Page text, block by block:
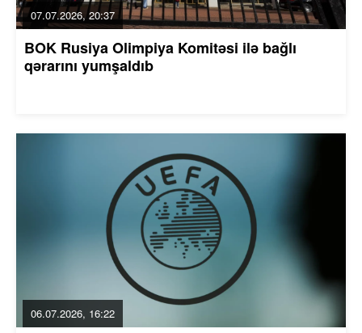
07.07.2026, 20:37
BOK Rusiya Olimpiya Komitəsi ilə bağlı
qərarını yumşaldıb
06.07.2026, 16:22